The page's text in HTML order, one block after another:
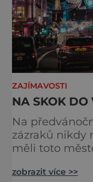
ZAJÍMAVOSTI
NA SKOK
Na
zázraků nikdy
měli toto
nejkrásnější
zobrazit více >>